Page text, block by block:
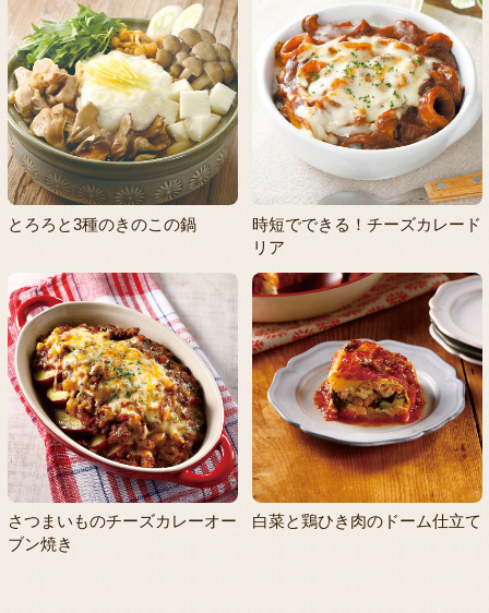
とろろと3種のきのこの鍋
時短でできる！チーズカレード
リア
さつまいものチーズカレーオー
ブン焼き
白菜と鶏ひき肉のドーム仕立て